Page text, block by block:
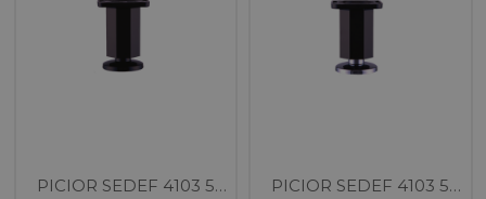
PICIOR SEDEF 4103 5
PICIOR SEDEF 4103 5